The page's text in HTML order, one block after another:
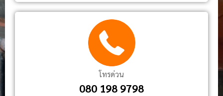
โทรด่วน
080 198 9798